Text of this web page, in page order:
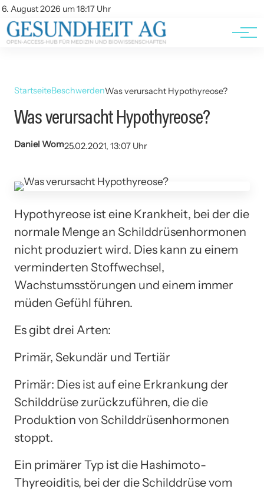
6. August 2026 um 18:17 Uhr
Kontakt
AGBs
Kontakt
AGBs
StartseiteBeschwerdenWas verursacht Hypothyreose?
Was verursacht Hypothyreose?
Daniel Wom25.02.2021, 13:07 Uhr
Hypothyreose ist eine Krankheit, bei der die
normale Menge an Schilddrüsenhormonen
nicht produziert wird. Dies kann zu einem
verminderten Stoffwechsel,
Wachstumsstörungen und einem immer
müden Gefühl führen.
Es gibt drei Arten:
Primär, Sekundär und Tertiär
Primär: Dies ist auf eine Erkrankung der
Schilddrüse zurückzuführen, die die
Produktion von Schilddrüsenhormonen
stoppt.
Ein primärer Typ ist die Hashimoto-
Thyreoiditis, bei der die Schilddrüse vom